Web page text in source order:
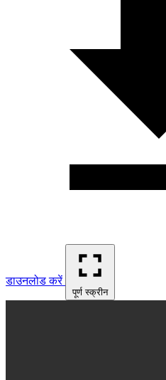
डाउनलोड करें
पूर्ण स्क्रीन